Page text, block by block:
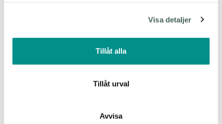
vidarebefordrar även sådana identifierare och annan
Dessa kan i sin tur kombinera informationen med annan
information som du har tillhandahållit eller som de har
samlat in när du har använt deras tjänster.
Visa detaljer
Tillåt alla
Tillåt urval
Avvisa